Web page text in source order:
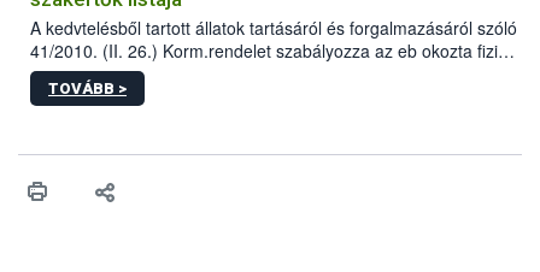
A kedvtelésből tartott állatok tartásáról és forgalmazásáról szóló
41/2010. (II. 26.) Korm.rendelet szabályozza az eb okozta fizikai
sérülés, illetve ennek veszélye keletkezésekor felmerülő
hatósági feladatokat, valamint a veszélyes eb tartását és annak
TOVÁBB >